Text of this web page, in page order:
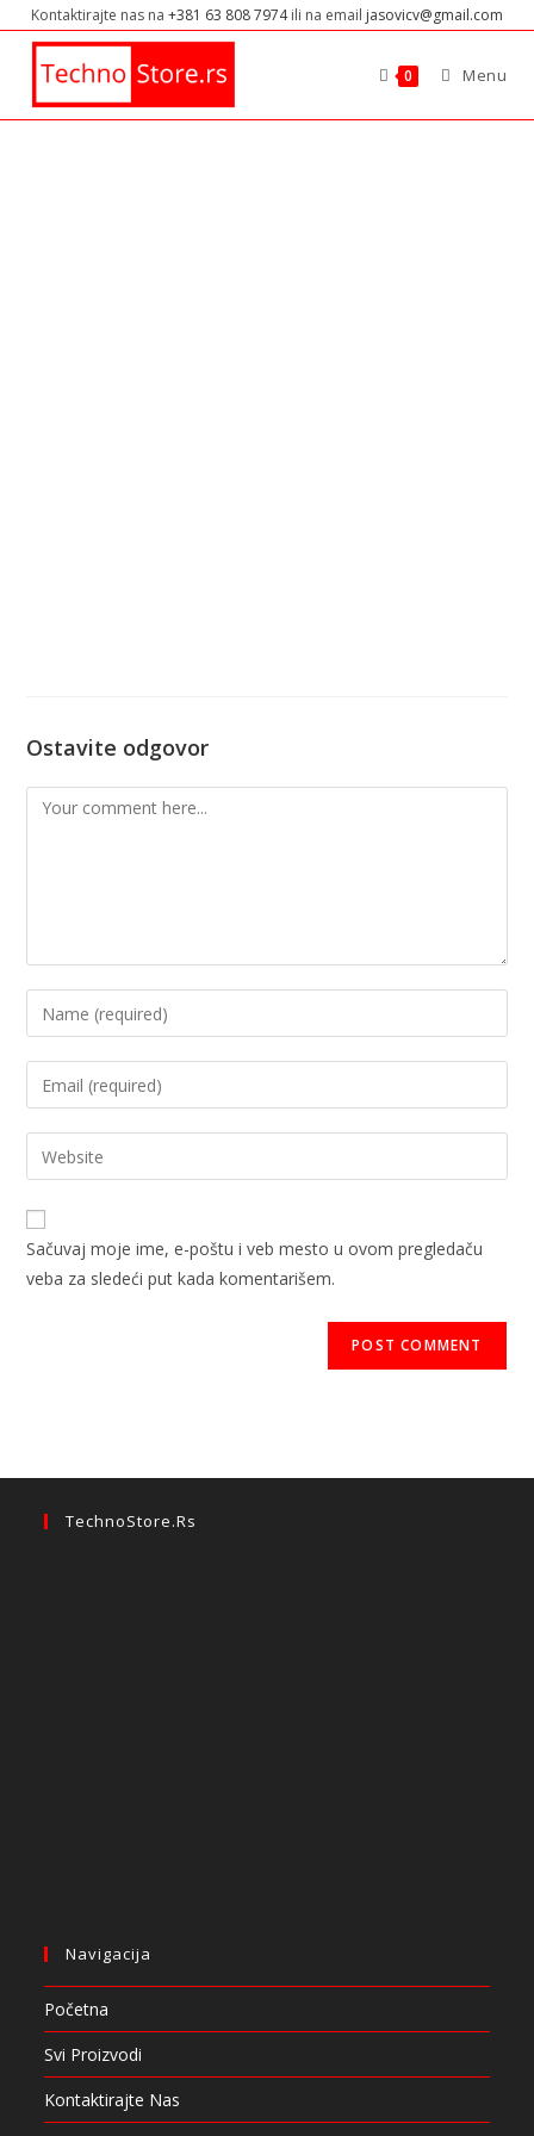
Kontaktirajte nas na +381 63 808 7974ili na email jasovicv@gmail.com
0 Menu
Ostavite odgovor
Sačuvaj moje ime, e-poštu i veb mesto u ovom pregledaču
veba za sledeći put kada komentarišem.
TechnoStore.rs
Navigacija
Početna
Svi Proizvodi
Kontaktirajte Nas